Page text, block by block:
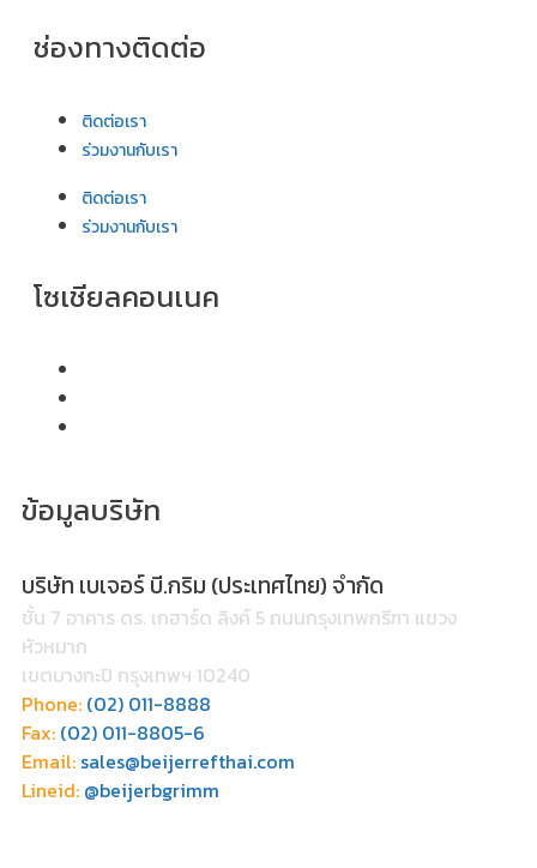
ช่องทางติดต่อ
ติดต่อเรา
ร่วมงานกับเรา
ติดต่อเรา
ร่วมงานกับเรา
โซเชียลคอนเนค
ข้อมูลบริษัท
บริษัท เบเจอร์ บี.กริม (ประเทศไทย) จำกัด
ชั้น 7 อาคาร ดร. เกฮาร์ด ลิงค์ 5 ถนนกรุงเทพกรีฑา แขวง
หัวหมาก
เขตบางกะปิ กรุงเทพฯ 10240
Phone: (02) 011-8888
Fax: (02) 011-8805-6
Email: sales@beijerrefthai.com
Lineid: @beijerbgrimm